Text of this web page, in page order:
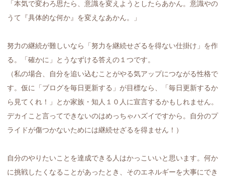
「本気で変わろ思たら、意識を変えようとしたらあかん。意識やの
うて『具体的な何か』を変えなあかん。」
努力の継続が難しいなら「努力を継続せざるを得ない仕掛け」を作
る。「確かに」とうなずける答えの１つです。
（私の場合、自分を追い込むことがやる気アップにつながる性格で
す。仮に「ブログを毎日更新する」が目標なら、「毎日更新するか
ら見てくれ！」とか家族・知人１０人に宣言するかもしれません。
デカイこと言ってできないのはめっちゃハズイですから。自分のプ
ライドが傷つかないためには継続せざるを得ません！）
自分のやりたいことを達成できる人はかっこいいと思います。何か
に挑戦したくなることがあったとき、そのエネルギーを大事にでき